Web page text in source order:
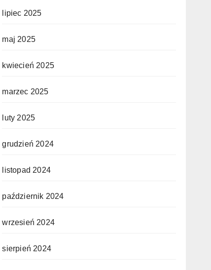
lipiec 2025
maj 2025
kwiecień 2025
marzec 2025
luty 2025
grudzień 2024
listopad 2024
październik 2024
wrzesień 2024
sierpień 2024